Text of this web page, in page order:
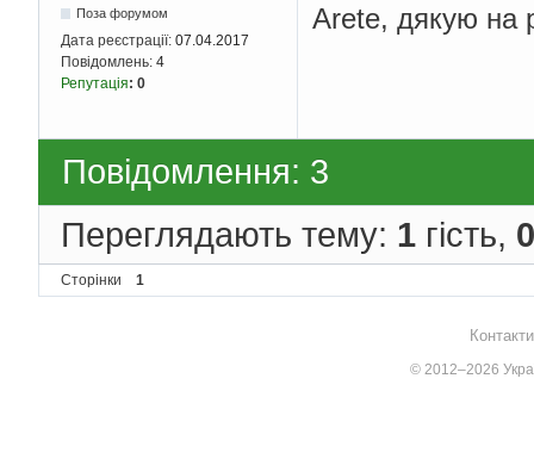
Поза форумом
Дата реєстрації: 07.04.2017
Повідомлень: 4
Репутація: 0
Arete, дякую на
Повідомлення: 3
Переглядають тему: 1 гість, 0
Сторінки 1
© 2012–2026